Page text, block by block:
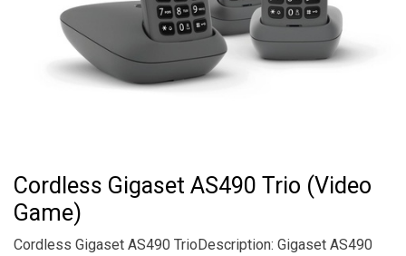
Cordless Gigaset AS490 Trio (Video
Game)
Cordless Gigaset AS490 TrioDescription: Gigaset AS490